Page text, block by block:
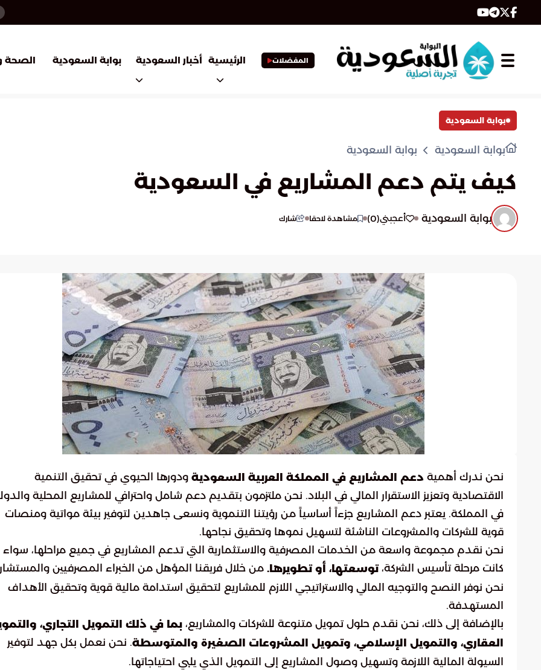
المفضلات الرئيسية أخبار السعودية بوابة السعودية الصحة
بوابة السعودية
بوابة السعودية بوابة السعودية
كيف يتم دعم المشاريع في السعودية
بوابة السعودية أعجبني(
0
) مشاهدة لاحقا شارك
نحن ندرك أهمية دعم المشاريع في المملكة العربية السعودية ودورها الحيوي في تحقيق التنمية
الاقتصادية وتعزيز الاستقرار المالي في البلاد. نحن ملتزمون بتقديم دعم شامل واحترافي للمشاريع المحلية
في المملكة. يعتبر دعم المشاريع جزءاً أساسياً من رؤيتنا التنموية ونسعى جاهدين لتوفير بيئة مواتية ومنصات
قوية للشركات والمشروعات الناشئة لتسهيل نموها وتحقيق نجاحها.
نحن نقدم مجموعة واسعة من الخدمات المصرفية والاستثمارية التي تدعم المشاريع في جميع مراحلها، سواء
كانت مرحلة تأسيس الشركة، توسعتها، أو تطويرها. من خلال فريقنا المؤهل من الخبراء المصرفيين
نحن نوفر النصح والتوجيه المالي والاستراتيجي اللازم للمشاريع لتحقيق استدامة مالية قوية وتحقيق الأهداف
المستهدفة.
بالإضافة إلى ذلك، نحن نقدم حلول تمويل متنوعة للشركات والمشاريع، بما في ذلك التمويل التجاري،
العقاري، والتمويل الإسلامي، وتمويل المشروعات الصغيرة والمتوسطة. نحن نعمل بكل جهد لتوفير
السيولة المالية اللازمة وتسهيل وصول المشاريع إلى التمويل الذي يلبي احتياجاتها.